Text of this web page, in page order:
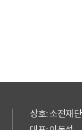
상호: 소전재단